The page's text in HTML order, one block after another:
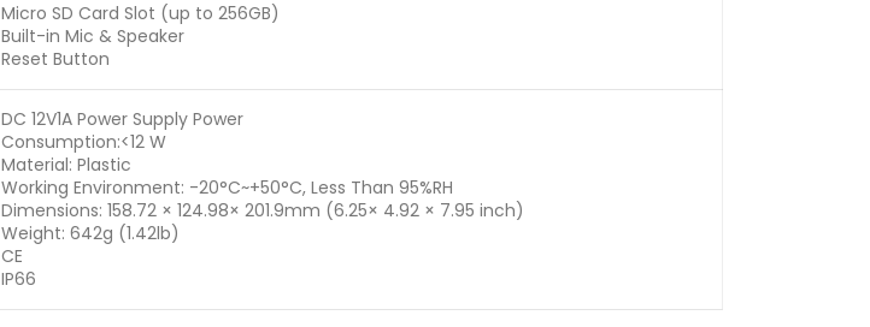
Micro SD Card Slot (up to 256GB)
Built-in Mic & Speaker
Reset Button
DC 12V1A Power Supply Power
Consumption:<12 W
Material: Plastic
Working Environment: -20°C~+50°C, Less Than 95%RH
Dimensions: 158.72 × 124.98× 201.9mm (6.25× 4.92 × 7.95 inch)
Weight: 642g (1.42lb)
CE
IP66